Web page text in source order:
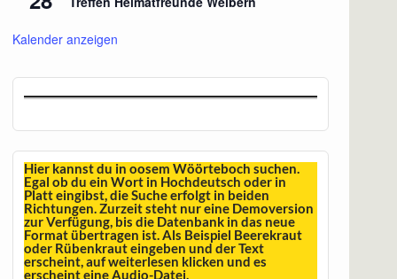
Kalender anzeigen
Hier kannst du in oosem Wöörteboch suchen.
Egal ob du ein Wort in Hochdeutsch oder in
Platt eingibst, die Suche erfolgt in beiden
Richtungen. Zurzeit steht nur eine Demoversion
zur Verfügung, bis die Datenbank in das neue
Format übertragen ist. Als Beispiel Beerekraut
oder Rübenkraut eingeben und der Text
erscheint, auf weiterlesen klicken und es
erscheint eine Audio-Datei.